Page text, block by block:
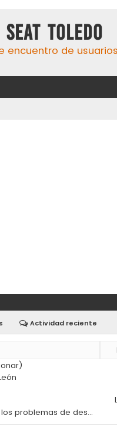
Toledo
encuentro de
Actividad reciente
¿Los materiales modernos ayudan a reducir los problemas de desgaste en los coches?